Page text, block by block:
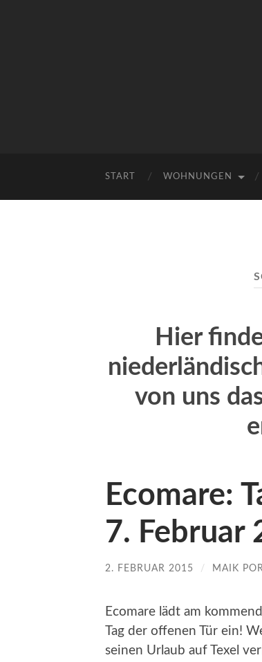
START WOHNUNGEN
Hier
von uns
Ecomare:
7. Februar
2. FEBRUAR 2015 / MAIK
Ecomare lädt am
Tag der offenen Tür ein!
seinen Urlaub auf Texel